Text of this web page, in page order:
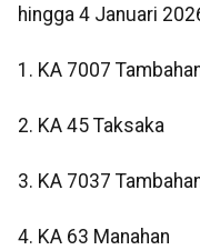
hingga 4 Januari
1. KA 7007
2. KA 45 Taksaka
3. KA 7037
4. KA 63 Manahan